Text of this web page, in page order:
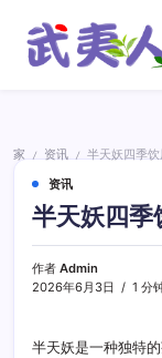
家
家 / 资讯 /
半天妖四季饮
资讯
半天妖四季
作者 Admin
2026年6月3日
1 分
半天妖是一种独特